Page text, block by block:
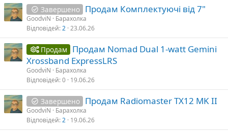
Завершено Продам Комплектуючі від 7"
GoodviN
Барахолка
Відповідей 2 23.06.26
Продам
Продам Nomad Dual 1-watt Gemini
Xrossband ExpressLRS
GoodviN
Барахолка
Відповідей 0 19.06.26
Завершено Продам Radiomaster TX12 MK II
GoodviN
Барахолка
Відповідей 2 19.06.26